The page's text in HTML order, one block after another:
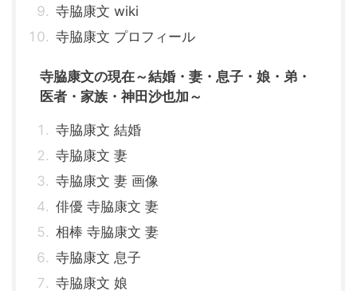
寺脇康文 wiki
寺脇康文 プロフィール
寺脇康文の現在～結婚・妻・息子・娘・弟・
医者・家族・神田沙也加～
寺脇康文 結婚
寺脇康文 妻
寺脇康文 妻 画像
俳優 寺脇康文 妻
相棒 寺脇康文 妻
寺脇康文 息子
寺脇康文 娘